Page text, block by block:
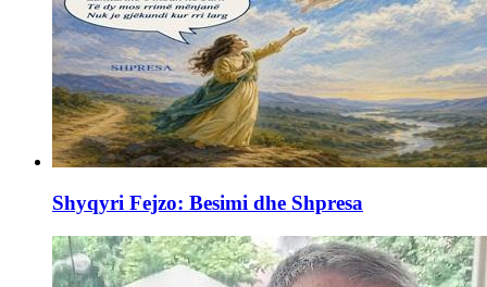
Shyqyri Fejzo: Besimi dhe Shpresa